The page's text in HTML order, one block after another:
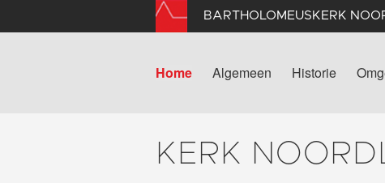
BARTHOLOMEUSKERK
Home Algemeen Historie
KERK